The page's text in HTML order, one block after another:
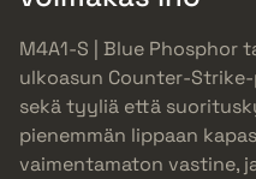
M4A1-S | Blue Phosphor
ulkoasun Counter-
sekä tyyliä että
pienemmän lippaan
vaimentamaton vastine,